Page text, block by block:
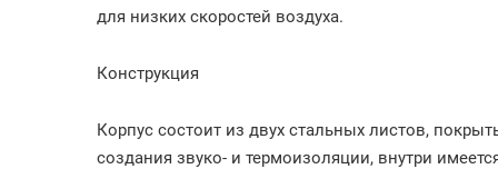
для низких скоростей воздуха.
Конструкция
Корпус состоит из двух стальных листов,
создания звуко- и термоизоляции, внутри